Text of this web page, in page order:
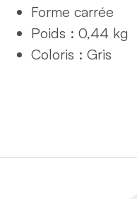
Forme carrée
Poids : 0,44 kg
Coloris : Gris